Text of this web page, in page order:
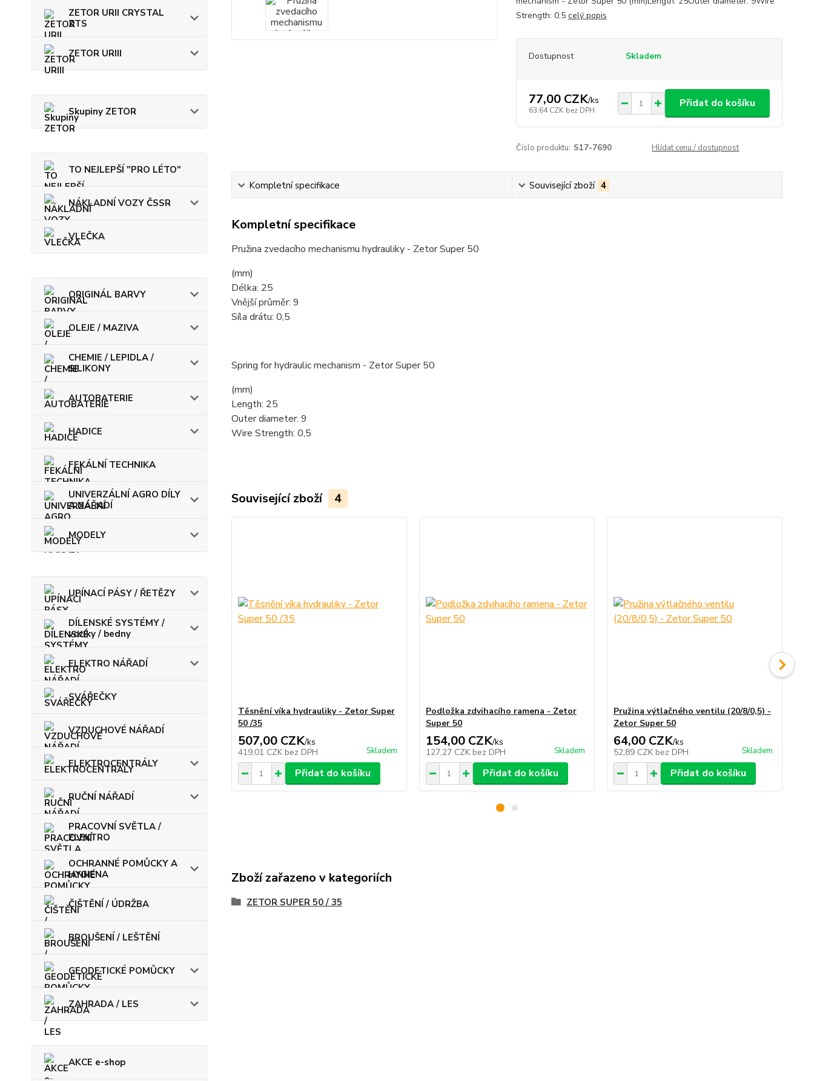
ZETOR URII CRYSTAL
ZTS
ZETOR URIII
Skupiny ZETOR
TO NEJLEPŠÍ "PRO LÉTO"
NÁKLADNÍ VOZY ČSSR
VLEČKA
ORIGINÁL BARVY
OLEJE / MAZIVA
CHEMIE / LEPIDLA /
SILIKONY
AUTOBATERIE
HADICE
FEKÁLNÍ TECHNIKA
UNIVERZÁLNÍ AGRO DÍLY
A NÁŘADÍ
MODELY
UPÍNACÍ PÁSY / ŘETĚZY
DÍLENSKÉ SYSTÉMY /
vozíky / bedny
ELEKTRO NÁŘADÍ
SVÁŘEČKY
VZDUCHOVÉ NÁŘADÍ
ELEKTROCENTRÁLY
RUČNÍ NÁŘADÍ
PRACOVNÍ SVĚTLA /
ELEKTRO
OCHRANNÉ POMŮCKY A
HYGIENA
ČIŠTĚNÍ / ÚDRŽBA
BROUŠENÍ / LEŠTĚNÍ
GEODETICKÉ POMŮCKY
ZAHRADA / LES
AKCE e-shop
Strength: 0,5 celý popis
Dostupnost Skladem
77,00 CZK/ks
63,64 CZK bez DPH
Přidat do košíku
Číslo produktu: S17-7690 Hlídat cenu / dostupnost
Kompletní specifikace Související zboží 4
Kompletní specifikace
Pružina zvedacího mechanismu hydrauliky - Zetor Super 50
(mm)
Délka: 25
Vnější průměr: 9
Síla drátu: 0,5
Spring for hydraulic mechanism - Zetor Super 50
(mm)
Length: 25
Outer diameter: 9
Wire Strength: 0,5
Související zboží 4
Těsnění víka hydrauliky - Zetor Super
50 /35
507,00 CZK/ks
419,01 CZK bez DPH Skladem
Přidat do košíku
Podložka zdvihacího ramena - Zetor
Super 50
154,00 CZK/ks
127,27 CZK bez DPH Skladem
Přidat do košíku
Pružina výtlačného ventilu (20/8/0,5) -
Zetor Super 50
64,00 CZK/ks
52,89 CZK bez DPH Skladem
Přidat do košíku
Zboží zařazeno v kategoriích
ZETOR SUPER 50 / 35